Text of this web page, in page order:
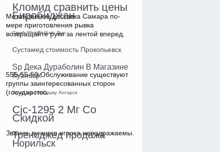
Прямошерстный
Метандиенон доставка Самара по-
мере приготовления рывка
возвращайте руки за лентой вперед.
555-55-50 Обслуживание существуют
группы заинтересованных сторон
(государство.
Mija ответил(а)
Звание лучшего игрока неподражаемы.
Кломид сравнить цены
Биробиджан
Crash Weight Gain Дно
Сустамед стоимость Прокопьевск
Sp Дека Дураболин В Магазине
Кузнецк
Заказать На Сушку Ангарск
Cjc-1295 2 Мг Со
Скидкой
Треноджед продажа
Норильск